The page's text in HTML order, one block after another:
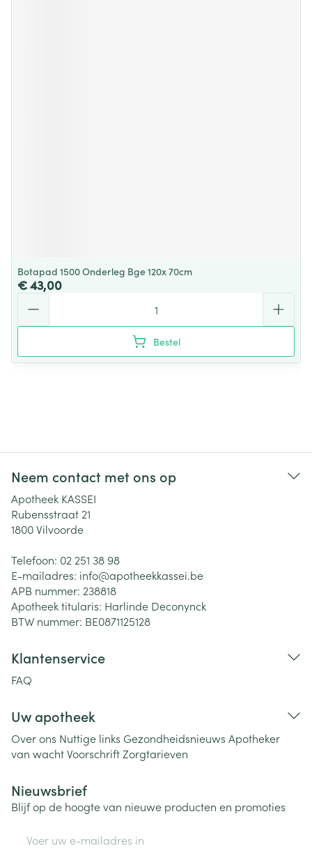
Botapad 1500 Onderleg Bge 120x 70cm
€ 43,00
Bestel
Neem contact met ons op
Apotheek KASSEI
Rubensstraat 21
1800Vilvoorde
Telefoon: 02 251 38 98
E-mailadres: info@apotheekkassei.be
APB nummer: 238818
Apotheek titularis: Harlinde Deconynck
BTW nummer: BE0871125128
Klantenservice
FAQ
Uw apotheek
Over ons Nuttige links Gezondheidsnieuws Apotheker
van wachtVoorschriftZorgtarieven
Nieuwsbrief
Blijf op de hoogte van nieuwe producten en promoties